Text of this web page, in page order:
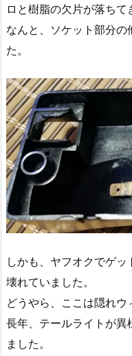
ロと樹脂の欠片が落ちて
なんと、ソケット部分
た。
しかも、ヤフオクでゲ
壊れていました。
どうやら、ここは隠れウ
長年、テールライトが異
ました。